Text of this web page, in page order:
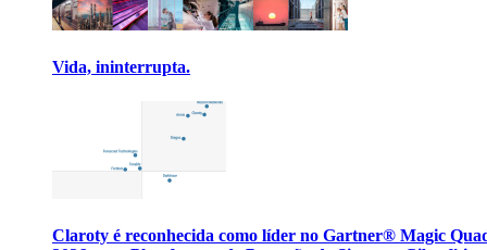
Vida, ininterrupta.
Claroty é reconhecida como líder no Gartner® Magic